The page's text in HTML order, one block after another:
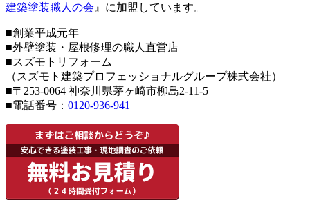
建築塗装職人の会 』に加盟しています。
■創業平成元年
■外壁塗装・屋根修理の職人直営店
■スズモトリフォーム
（スズモト建築プロフェッショナルグループ株式会社）
■〒253-0064 神奈川県茅ヶ崎市柳島2-11-5
■電話番号： 0120-936-941